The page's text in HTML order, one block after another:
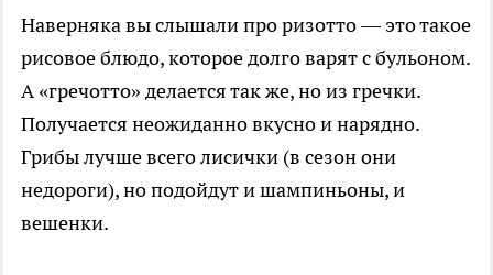
Наверняка вы слышали про ризотто — это такое
рисовое блюдо, которое долго варят с бульоном.
А «гречотто» делается так же, но из гречки.
Получается неожиданно вкусно и нарядно.
Грибы лучше всего лисички (в сезон они
недороги), но подойдут и шампиньоны, и
вешенки.